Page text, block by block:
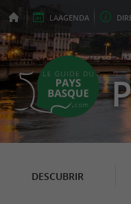
LAAGENDA
DESCUBRIR